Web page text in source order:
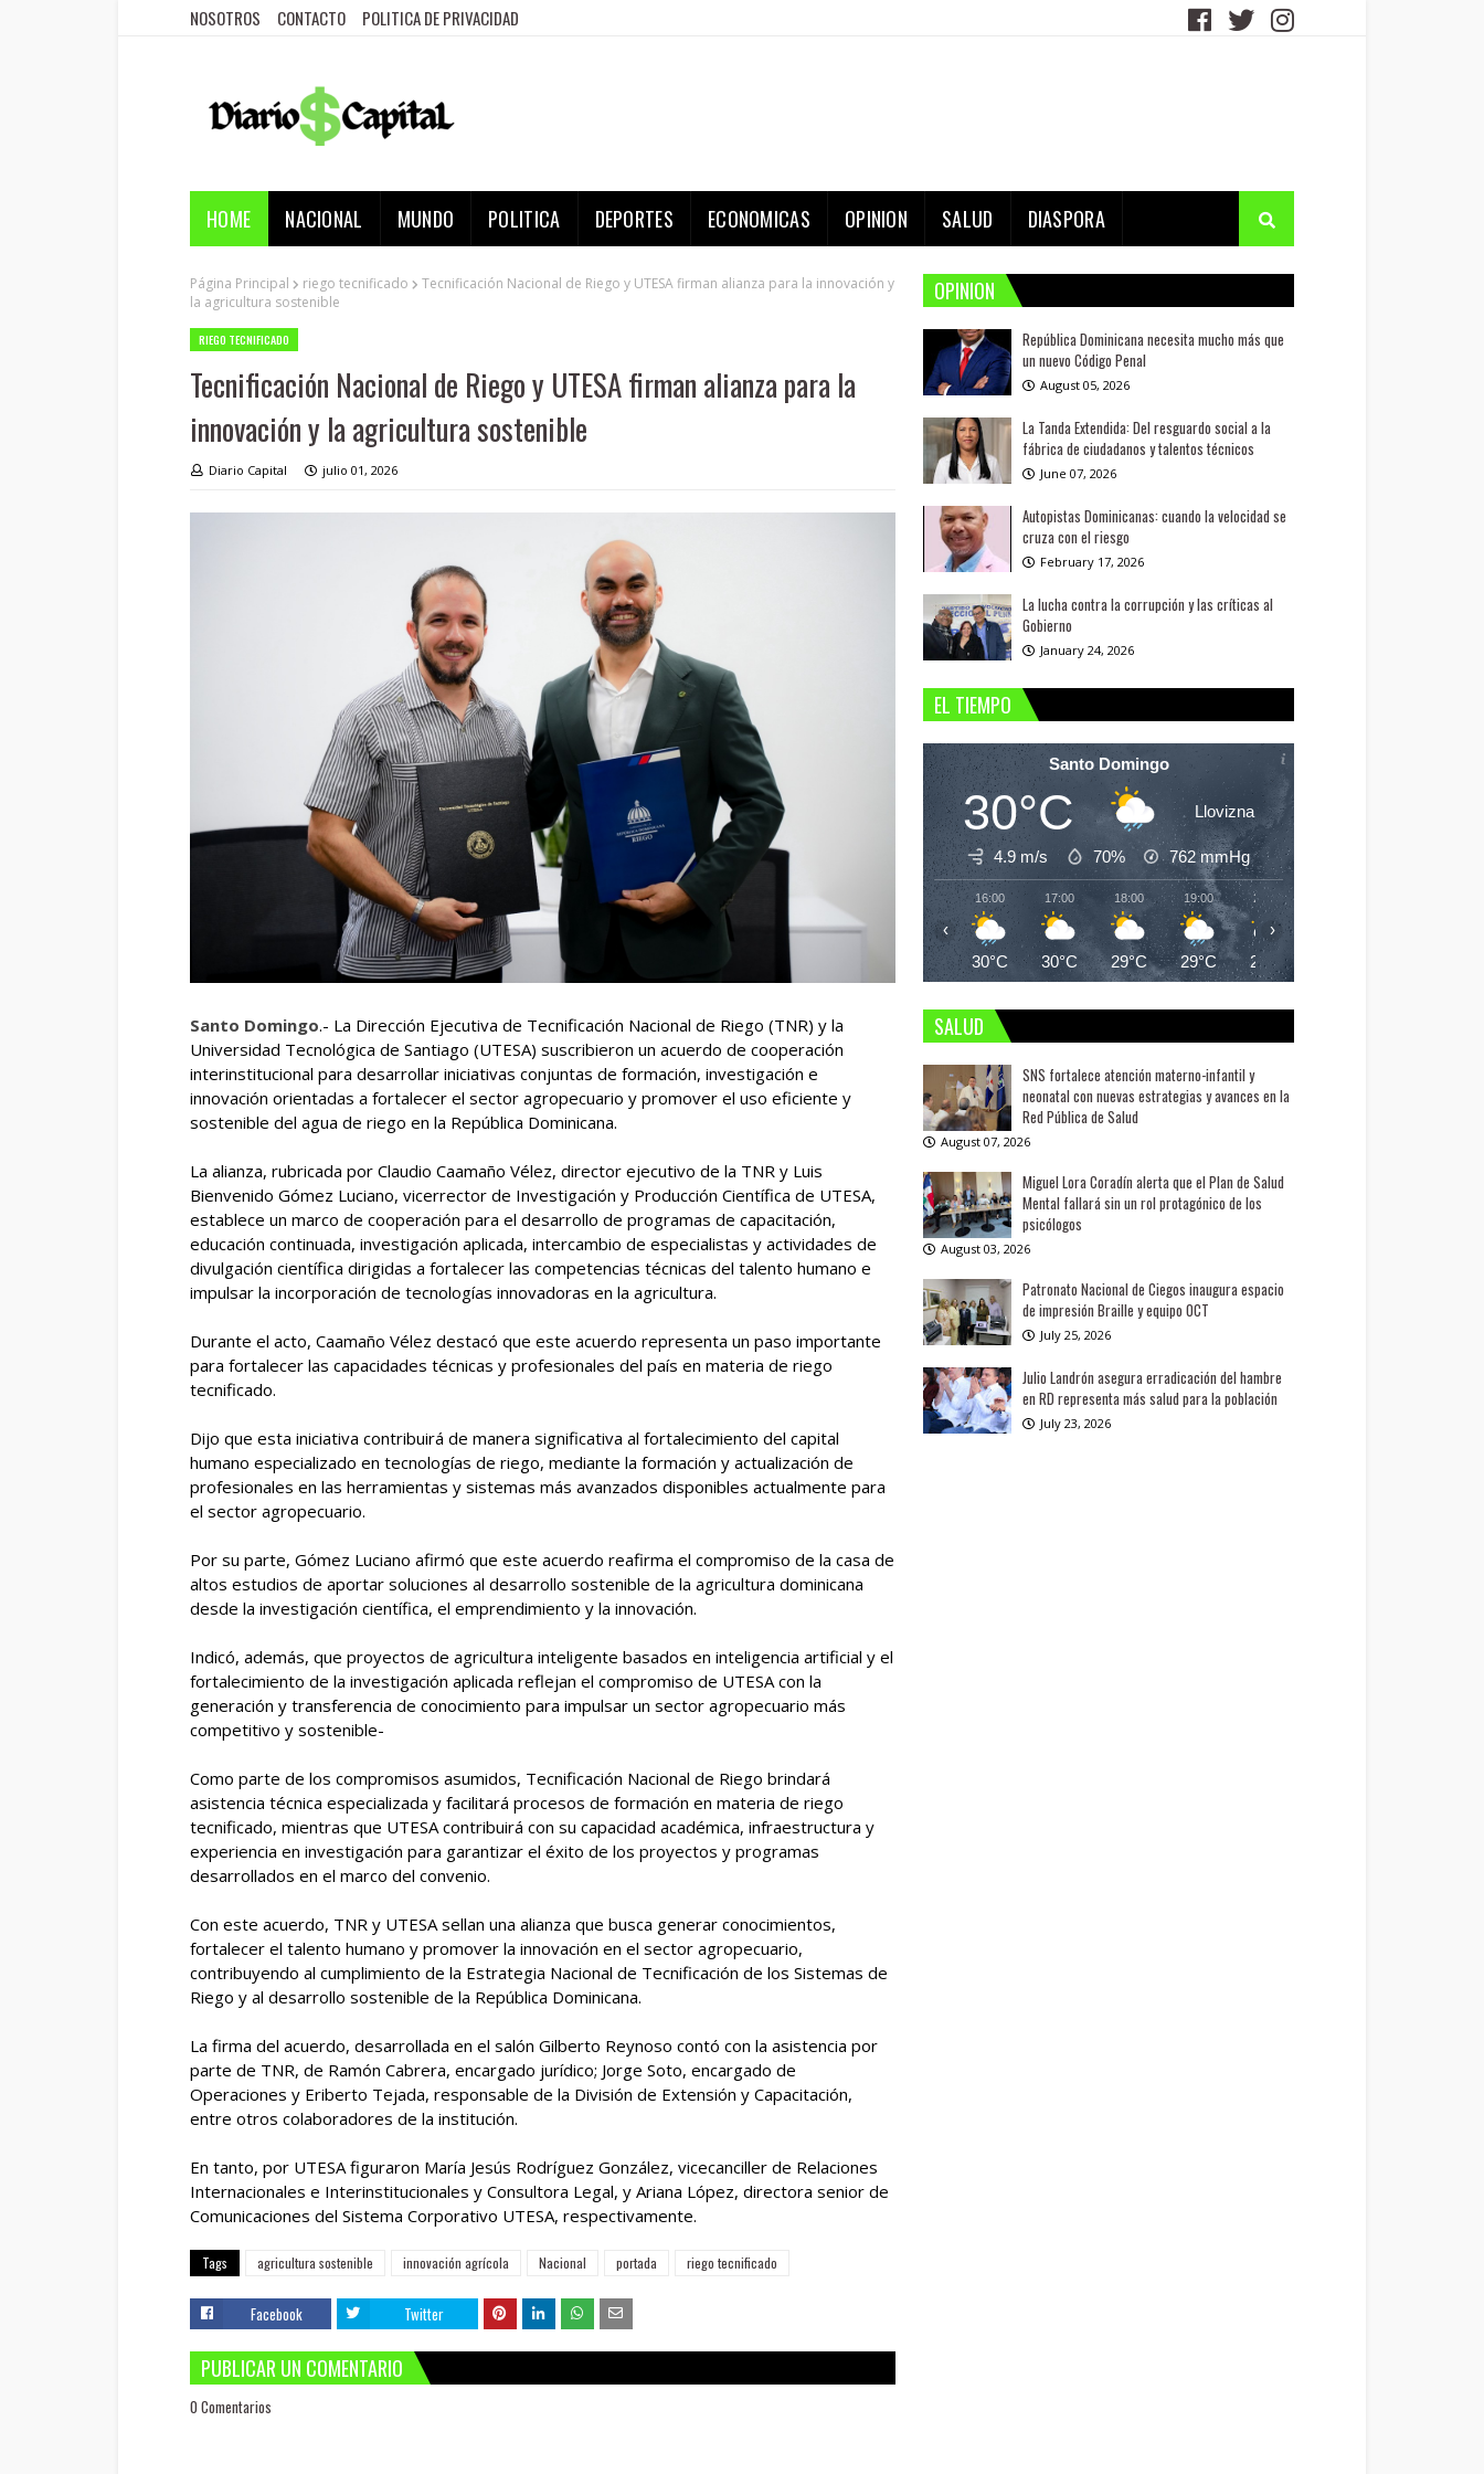
NOSOTROS CONTACTO POLITICA DE PRIVACIDAD
HOME NACIONAL MUNDO POLITICA DEPORTES ECONOMICAS OPINION SALUD DIASPORA
Página Principal riego tecnificado
Tecnificación Nacional de Riego y UTESA firman alianza para la innovación y
la agricultura sostenible
RIEGO TECNIFICADO
Tecnificación Nacional de Riego y UTESA firman alianza para la
innovación y la agricultura sostenible
Diario Capital julio 01, 2026
Santo Domingo.- La Dirección Ejecutiva de Tecnificación Nacional de Riego (TNR) y la
Universidad Tecnológica de Santiago (UTESA) suscribieron un acuerdo de cooperación
interinstitucional para desarrollar iniciativas conjuntas de formación, investigación e
innovación orientadas a fortalecer el sector agropecuario y promover el uso eficiente y
sostenible del agua de riego en la República Dominicana.
La alianza, rubricada por Claudio Caamaño Vélez, director ejecutivo de la TNR y Luis
Bienvenido Gómez Luciano, vicerrector de Investigación y Producción Científica de UTESA,
establece un marco de cooperación para el desarrollo de programas de capacitación,
educación continuada, investigación aplicada, intercambio de especialistas y actividades de
divulgación científica dirigidas a fortalecer las competencias técnicas del talento humano e
impulsar la incorporación de tecnologías innovadoras en la agricultura.
Durante el acto, Caamaño Vélez destacó que este acuerdo representa un paso importante
para fortalecer las capacidades técnicas y profesionales del país en materia de riego
tecnificado.
Dijo que esta iniciativa contribuirá de manera significativa al fortalecimiento del capital
humano especializado en tecnologías de riego, mediante la formación y actualización de
profesionales en las herramientas y sistemas más avanzados disponibles actualmente para
el sector agropecuario.
Por su parte, Gómez Luciano afirmó que este acuerdo reafirma el compromiso de la casa de
altos estudios de aportar soluciones al desarrollo sostenible de la agricultura dominicana
desde la investigación científica, el emprendimiento y la innovación.
Indicó, además, que proyectos de agricultura inteligente basados en inteligencia artificial y el
fortalecimiento de la investigación aplicada reflejan el compromiso de UTESA con la
generación y transferencia de conocimiento para impulsar un sector agropecuario más
competitivo y sostenible-
Como parte de los compromisos asumidos, Tecnificación Nacional de Riego brindará
asistencia técnica especializada y facilitará procesos de formación en materia de riego
tecnificado, mientras que UTESA contribuirá con su capacidad académica, infraestructura y
experiencia en investigación para garantizar el éxito de los proyectos y programas
desarrollados en el marco del convenio.
Con este acuerdo, TNR y UTESA sellan una alianza que busca generar conocimientos,
fortalecer el talento humano y promover la innovación en el sector agropecuario,
contribuyendo al cumplimiento de la Estrategia Nacional de Tecnificación de los Sistemas de
Riego y al desarrollo sostenible de la República Dominicana.
La firma del acuerdo, desarrollada en el salón Gilberto Reynoso contó con la asistencia por
parte de TNR, de Ramón Cabrera, encargado jurídico; Jorge Soto, encargado de
Operaciones y Eriberto Tejada, responsable de la División de Extensión y Capacitación,
entre otros colaboradores de la institución.
En tanto, por UTESA figuraron María Jesús Rodríguez González, vicecanciller de Relaciones
Internacionales e Interinstitucionales y Consultora Legal, y Ariana López, directora senior de
Comunicaciones del Sistema Corporativo UTESA, respectivamente.
Tags agricultura sostenible innovación agrícola Nacional portada riego tecnificado
Facebook Twitter
PUBLICAR UN COMENTARIO
0 Comentarios
OPINION
República Dominicana necesita mucho más que
un nuevo Código Penal
August 05, 2026
La Tanda Extendida: Del resguardo social a la
fábrica de ciudadanos y talentos técnicos
June 07, 2026
Autopistas Dominicanas: cuando la velocidad se
cruza con el riesgo
February 17, 2026
La lucha contra la corrupción y las críticas al
Gobierno
January 24, 2026
EL TIEMPO
Santo Domingo
30°C Llovizna
4.9 m/s 70% 762mmHg
16:00
30°C
17:00
30°C
18:00
29°C
19:00
29°C
20:00
26°C
‹ ›
SALUD
SNS fortalece atención materno-infantil y
neonatal con nuevas estrategias y avances en la
Red Pública de Salud
August 07, 2026
Miguel Lora Coradín alerta que el Plan de Salud
Mental fallará sin un rol protagónico de los
psicólogos
August 03, 2026
Patronato Nacional de Ciegos inaugura espacio
de impresión Braille y equipo OCT
July 25, 2026
Julio Landrón asegura erradicación del hambre
en RD representa más salud para la población
July 23, 2026